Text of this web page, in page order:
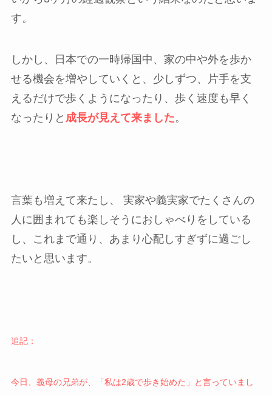
す。
しかし、日本での一時帰国中、家の中や外を歩か
せる機会を増やしていくと、少しずつ、片手を支
えるだけで歩くようになったり、歩く速度も早く
なったりと 成長が見えて来ました。
言葉も増えて来たし、 実家や義実家でたくさんの
人に囲まれても楽しそうにおしゃべりをしている
し、これまで通り、あまり心配しすぎずに過ごし
たいと思います。
追記：
今日、義母の兄弟が、「私は2歳で歩き始めた」と言っていまし